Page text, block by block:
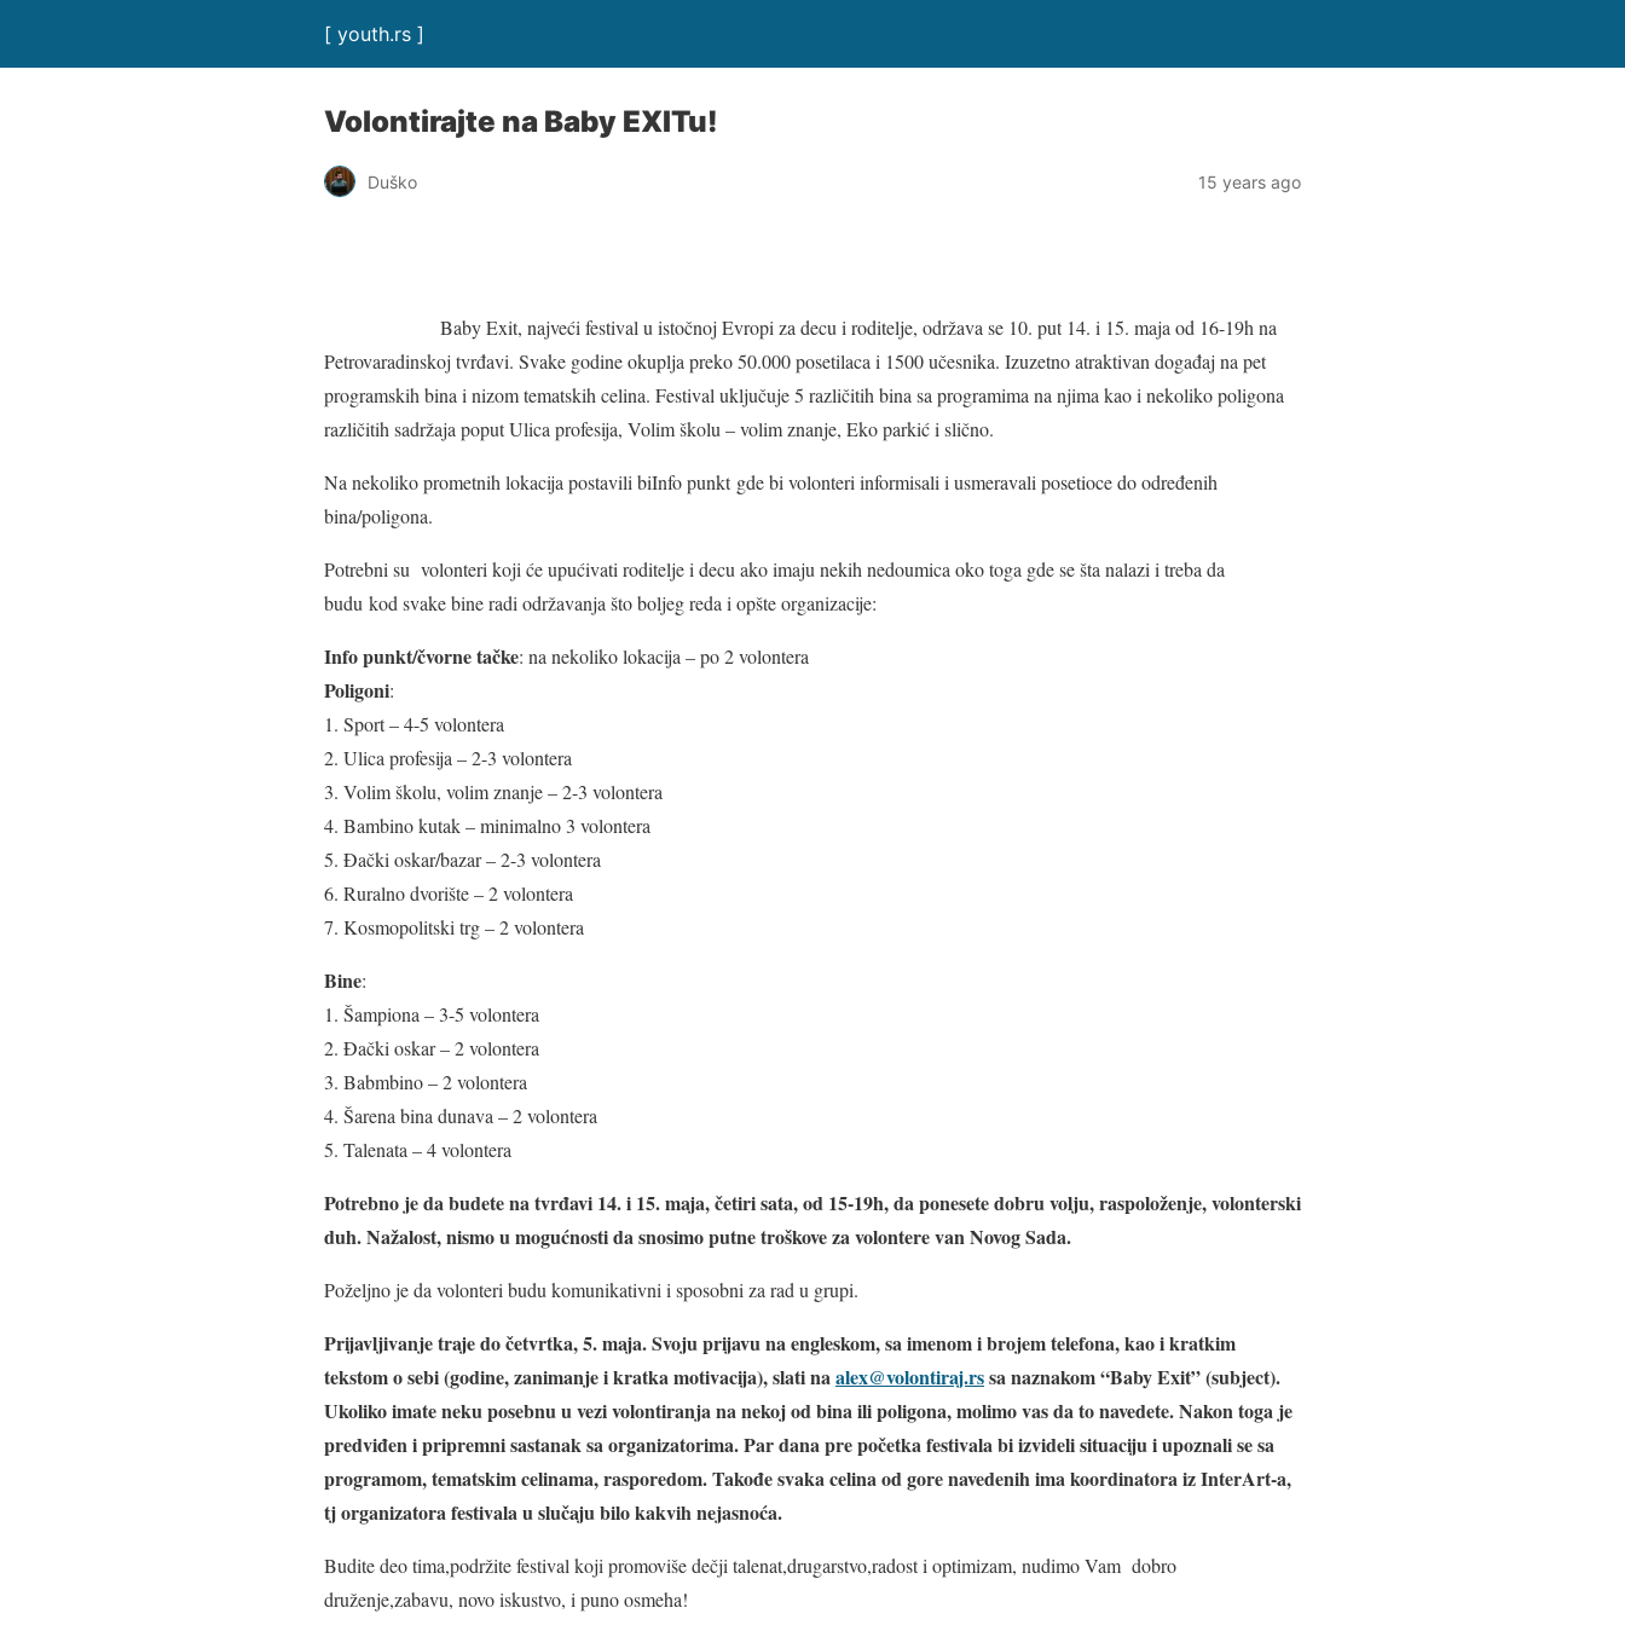
[ youth.rs ]
Volontirajte na Baby EXITu!
Duško 15 years ago
Baby Exit, najveći festival u istočnoj Evropi za decu i roditelje, održava se 10. put 14. i 15. maja od 16-19h na
Petrovaradinskoj tvrđavi. Svake godine okuplja preko 50.000 posetilaca i 1500 učesnika. Izuzetno atraktivan događaj na pet
programskih bina i nizom tematskih celina. Festival uključuje 5 različitih bina sa programima na njima kao i nekoliko poligona
različitih sadržaja poput Ulica profesija, Volim školu – volim znanje, Eko parkić i slično.
Na nekoliko prometnih lokacija postavili biInfo punkt gde bi volonteri informisali i usmeravali posetioce do određenih
bina/poligona.
Potrebni su volonteri koji će upućivati roditelje i decu ako imaju nekih nedoumica oko toga gde se šta nalazi i treba da
budu kod svake bine radi održavanja što boljeg reda i opšte organizacije:
Info punkt/čvorne tačke: na nekoliko lokacija – po 2 volontera
Poligoni:
1. Sport – 4-5 volontera
2. Ulica profesija – 2-3 volontera
3. Volim školu, volim znanje – 2-3 volontera
4. Bambino kutak – minimalno 3 volontera
5. Đački oskar/bazar – 2-3 volontera
6. Ruralno dvorište – 2 volontera
7. Kosmopolitski trg – 2 volontera
Bine:
1. Šampiona – 3-5 volontera
2. Đački oskar – 2 volontera
3. Babmbino – 2 volontera
4. Šarena bina dunava – 2 volontera
5. Talenata – 4 volontera
Potrebno je da budete na tvrđavi 14. i 15. maja, četiri sata, od 15-19h, da ponesete dobru volju, raspoloženje, volonterski
duh. Nažalost, nismo u mogućnosti da snosimo putne troškove za volontere van Novog Sada.
Poželjno je da volonteri budu komunikativni i sposobni za rad u grupi.
Prijavljivanje traje do četvrtka, 5. maja. Svoju prijavu na engleskom, sa imenom i brojem telefona, kao i kratkim
tekstom o sebi (godine, zanimanje i kratka motivacija), slati naalex@volontiraj.rssa naznakom “Baby Exit” (subject).
Ukoliko imate neku posebnu u vezi volontiranja na nekoj od bina ili poligona, molimo vas da to navedete. Nakon toga je
predviđen i pripremni sastanak sa organizatorima. Par dana pre početka festivala bi izvideli situaciju i upoznali se sa
programom, tematskim celinama, rasporedom. Takođe svaka celina od gore navedenih ima koordinatora iz InterArt-a,
tj organizatora festivala u slučaju bilo kakvih nejasnoća.
Budite deo tima,podržite festival koji promoviše dečji talenat,drugarstvo,radost i optimizam, nudimo Vam dobro
druženje,zabavu, novo iskustvo, i puno osmeha!